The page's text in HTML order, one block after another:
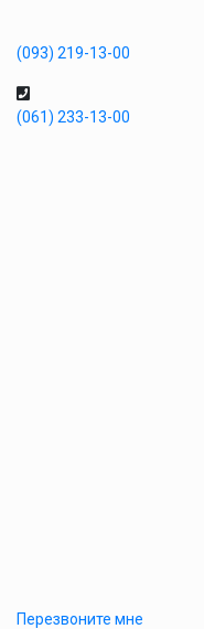
(093) 219-13-00
(061) 233-13-00
Перезвоните мне